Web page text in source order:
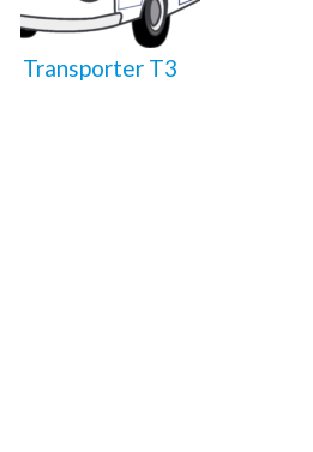
Transporter T3